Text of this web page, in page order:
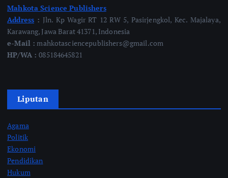
Mahkota Science Publishers
Address : Jln. Kp Wagir RT 12 RW 5, Pasirjengkol, Kec. Majalaya,
Karawang, Jawa Barat 41371, Indonesia
e-Mail : mahkotasciencepublishers@gmail.com
HP/WA :085184645821
Liputan
Agama
Politik
Ekonomi
Pendidikan
Hukum